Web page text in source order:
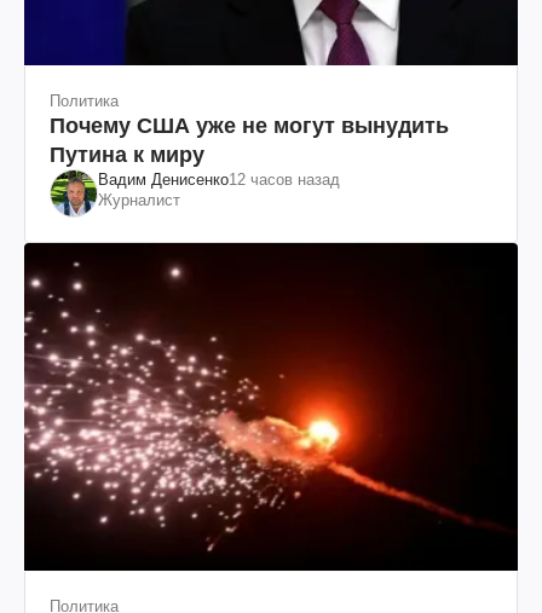
Политика
Почему США уже не могут вынудить
Путина к миру
Вадим Денисенко12 часов назад
Журналист
Политика